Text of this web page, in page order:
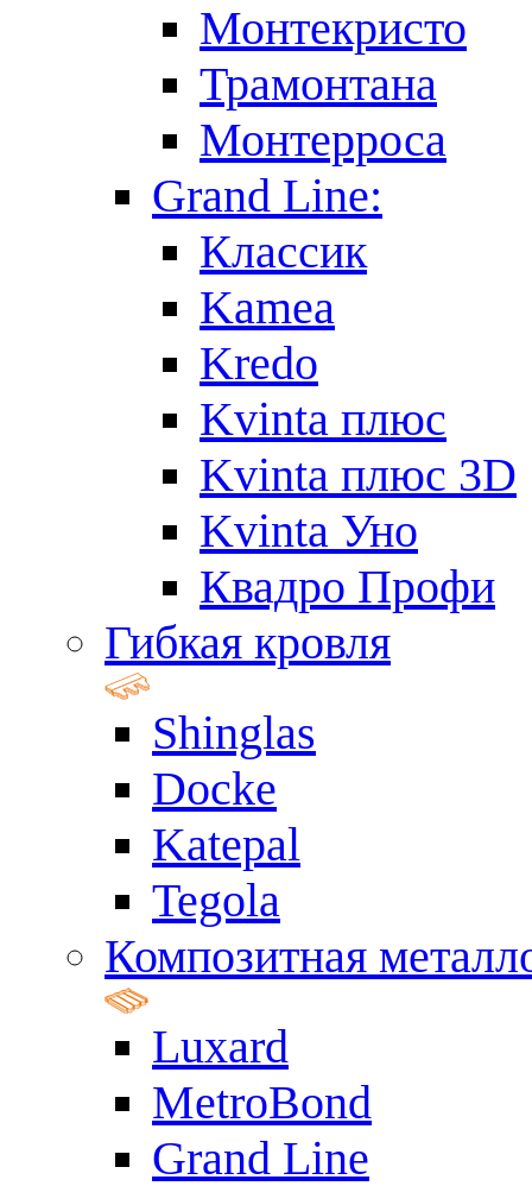
Монтекристо
Трамонтана
Монтерроса
Grand Line:
Классик
Kamea
Kredo
Kvinta плюс
Kvinta плюс 3D
Kvinta Уно
Квадро Профи
Гибкая кровля
Shinglas
Docke
Katepal
Tegola
Композитная
Luxard
MetroBond
Grand Line